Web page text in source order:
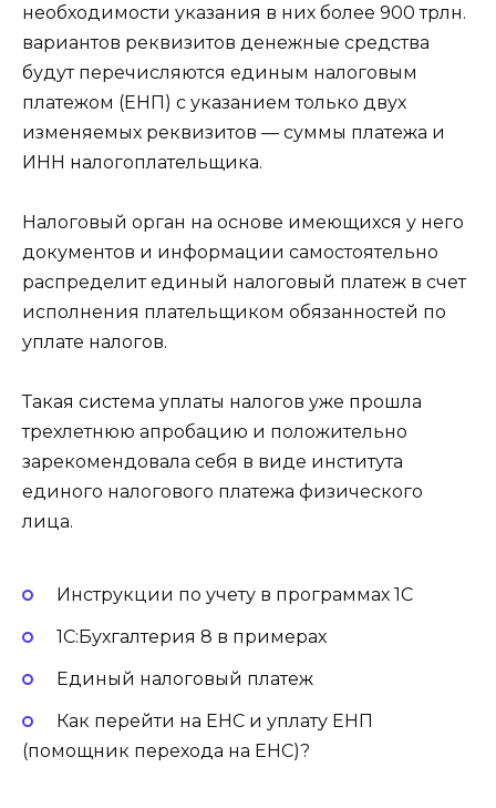
необходимости указания в них более 900 трлн.
вариантов реквизитов денежные средства
будут перечисляются единым налоговым
платежом (ЕНП) с указанием только двух
изменяемых реквизитов — суммы платежа и
ИНН налогоплательщика.
Налоговый орган на основе имеющихся у него
документов и информации самостоятельно
распределит единый налоговый платеж в счет
исполнения плательщиком обязанностей по
уплате налогов.
Такая система уплаты налогов уже прошла
трехлетнюю апробацию и положительно
зарекомендовала себя в виде института
единого налогового платежа физического
лица.
Инструкции по учету в программах 1С
1С:Бухгалтерия 8 в примерах
Единый налоговый платеж
Как перейти на ЕНС и уплату ЕНП
(помощник перехода на ЕНС)?